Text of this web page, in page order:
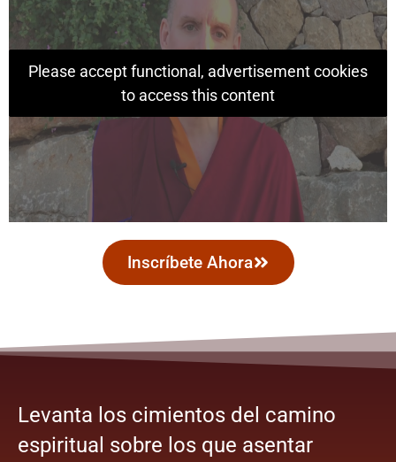
Please accept functional, advertisement cookies
to access this content
Inscríbete Ahora
Levanta los cimientos del camino
espiritual sobre los que asentar